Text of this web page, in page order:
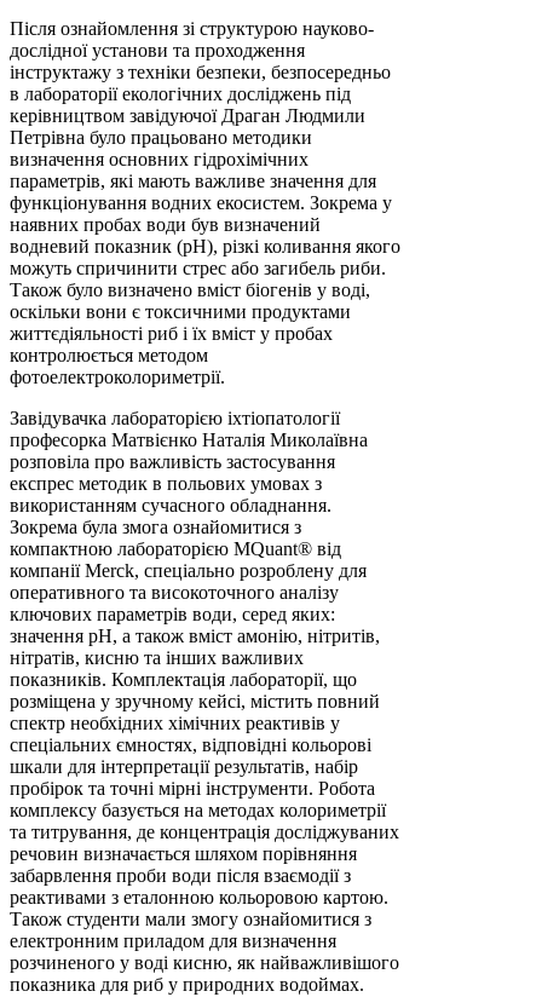
​Після ознайомлення зі структурою науково-
дослідної установи та проходження
інструктажу з техніки безпеки, безпосередньо
в лабораторії екологічних досліджень під
керівництвом завідуючої Драган Людмили
Петрівна було працьовано методики
визначення основних гідрохімічних
параметрів, які мають важливе значення для
функціонування водних екосистем. Зокрема у
наявних пробах води був визначений
водневий показник (pH), різкі коливання якого
можуть спричинити стрес або загибель риби.
Також було визначено вміст біогенів у воді,
оскільки вони є токсичними продуктами
життєдіяльності риб і їх вміст у пробах
контролюється методом
фотоелектроколориметрії.
Завідувачка лабораторією іхтіопатології
професорка Матвієнко Наталія Миколаївна
розповіла про важливість застосування
експрес методик в польових умовах з
використанням сучасного обладнання.
Зокрема була змога ознайомитися з
компактною лабораторією MQuant® від
компанії Merck, спеціально розроблену для
оперативного та високоточного аналізу
ключових параметрів води, серед яких:
значення pH, а також вміст амонію, нітритів,
нітратів, кисню та інших важливих
показників. Комплектація лабораторії, що
розміщена у зручному кейсі, містить повний
спектр необхідних хімічних реактивів у
спеціальних ємностях, відповідні кольорові
шкали для інтерпретації результатів, набір
пробірок та точні мірні інструменти. Робота
комплексу базується на методах колориметрії
та титрування, де концентрація досліджуваних
речовин визначається шляхом порівняння
забарвлення проби води після взаємодії з
реактивами з еталонною кольоровою картою.
Також студенти мали змогу ознайомитися з
електронним приладом для визначення
розчиненого у воді кисню, як найважливішого
показника для риб у природних водоймах.